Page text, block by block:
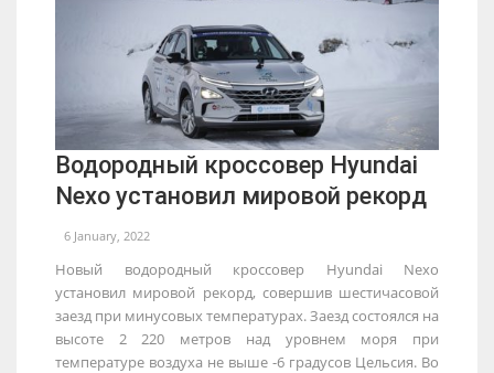
Водородный кроссовер Hyundai
Nexo установил мировой рекорд
6 January, 2022
Новый водородный кроссовер Hyundai Nexo
установил мировой рекорд, совершив шестичасовой
заезд при минусовых температурах. Заезд состоялся на
высоте 2 220 метров над уровнем моря при
температуре воздуха не выше -6 градусов Цельсия. Во